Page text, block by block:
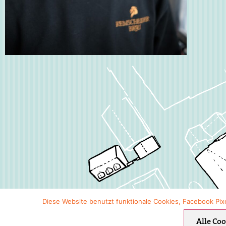
variedad de deportes y eventos en los que se puede
como la facilidad de uso de la plataforma.
Los usuarios también han elogiado el servicio de
cliente de Betplay, destacando la rapidez y
resuelven cualquier consulta o problema que pueda
Además, muchos usuarios han expresado su
promociones y bonos que ofrece la plataforma, lo
permite maximizar sus ganancias.
En cuanto a los expertos en el campo de las
coincide en que Betplay ofrece una experiencia de
segura y confiable. La plataforma cuenta con las
regulaciones necesarias, lo que brinda
usuarios a la hora de realizar sus apuestas.
considerándolas competitivas en comparación con
Diese Website benutzt funktionale Cookies, Facebook
Alle